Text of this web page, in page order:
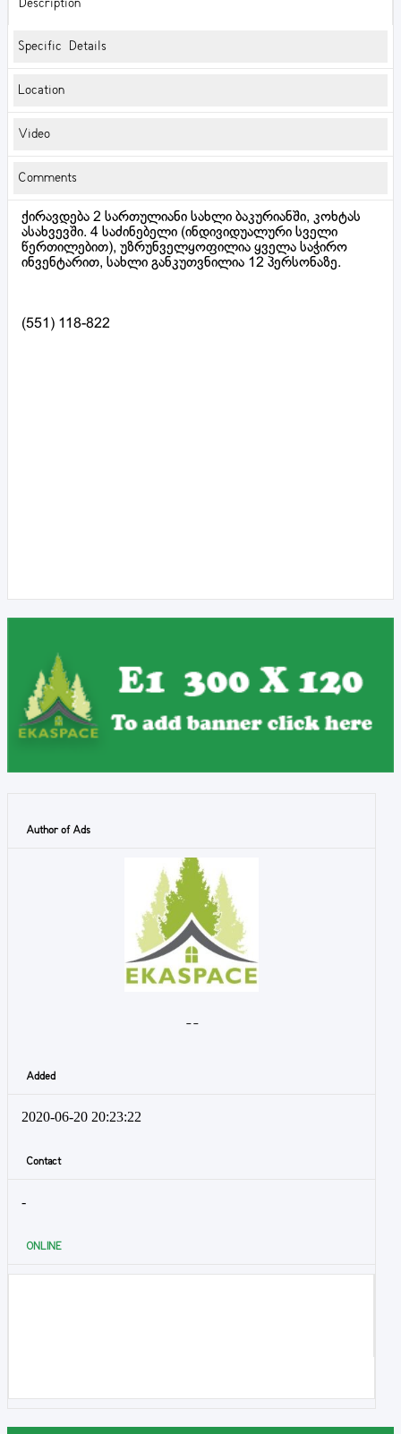
Description
Specific Details
Location
Video
Comments
ქირავდება 2 სართულიანი სახლი ბაკურიანში, კოხტას
ასახვევში. 4 საძინებელი (ინდივიდუალური სველი
წერთილებით), უზრუნველყოფილია ყველა საჭირო
ინვენტარით, სახლი განკუთვნილია 12 პერსონაზე.
(551) 118-822
Author of Ads
- -
Added
2020-06-20 20:23:22
Contact
-
ONLINE